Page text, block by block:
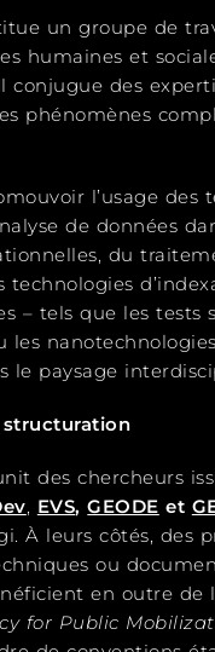
un groupe de
humaines et
des
phénomènes
l’usage
de données
du
technologies
– tels que les
les
le paysage
des chercheurs
, EVS,GEODE et
À leurs côtés, des
ou
en outre de
for Public